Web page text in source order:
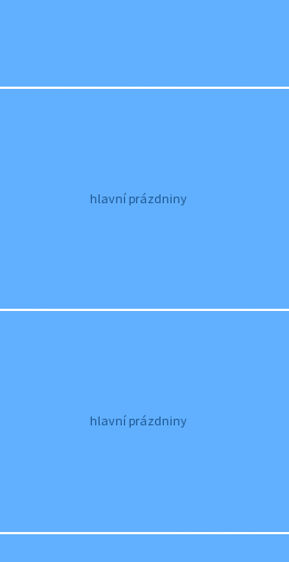
hlavní prázdniny
hlavní prázdniny